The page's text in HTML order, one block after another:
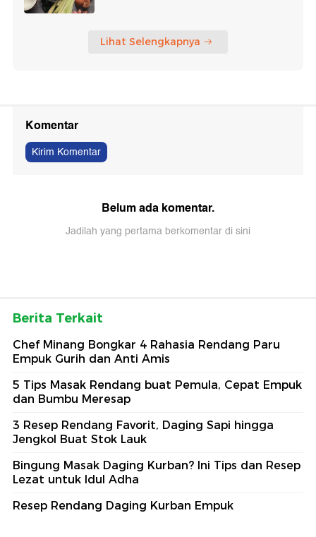
Lihat Selengkapnya
Komentar
Kirim Komentar
Belum ada komentar.
Jadilah yang pertama berkomentar di sini
Berita Terkait
Chef Minang Bongkar 4 Rahasia Rendang Paru
Empuk Gurih dan Anti Amis
5 Tips Masak Rendang buat Pemula, Cepat Empuk
dan Bumbu Meresap
3 Resep Rendang Favorit, Daging Sapi hingga
Jengkol Buat Stok Lauk
Bingung Masak Daging Kurban? Ini Tips dan Resep
Lezat untuk Idul Adha
Resep Rendang Daging Kurban Empuk